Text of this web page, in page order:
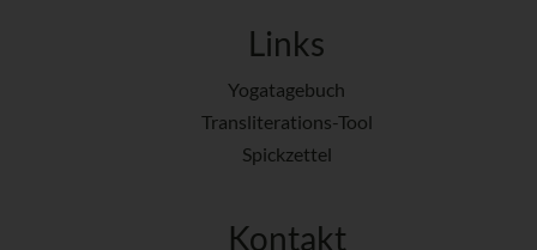
Links
Yogatagebuch
Transliterations-Tool
Spickzettel
Kontakt